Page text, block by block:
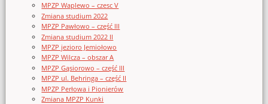
MPZP Waplewo – czesc V
Zmiana studium 2022
MPZP Pawłowo – część III
Zmiana studium 2022 II
MPZP jezioro Jemiołowo
MPZP Wilcza – obszar A
MPZP Gąsiorowo – część III
MPZP ul. Behringa – część II
MPZP Perłowa i Pionierów
Zmiana MPZP Kunki